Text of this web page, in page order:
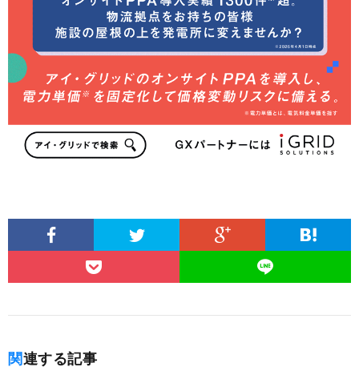
関連する記事